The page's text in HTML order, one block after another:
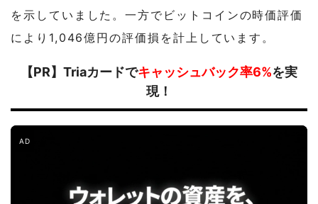
を示していました。一方でビットコインの時価評価
により1,046億円の評価損を計上しています。
【PR】Triaカードでキャッシュバック率6%を実
現！
AD